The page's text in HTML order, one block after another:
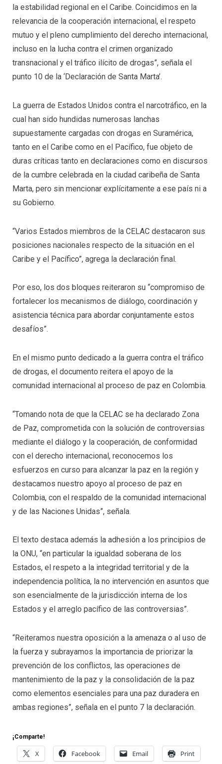
la estabilidad regional en el Caribe. Coincidimos en la
relevancia de la cooperación internacional, el respeto
mutuo y el pleno cumplimiento del derecho internacional,
incluso en la lucha contra el crimen organizado
transnacional y el tráfico ilícito de drogas”, señala el
punto 10 de la ‘Declaración de Santa Marta’.
La guerra de Estados Unidos contra el narcotráfico, en la
cual han sido hundidas numerosas lanchas
supuestamente cargadas con drogas en Suramérica,
tanto en el Caribe como en el Pacífico, fue objeto de
duras críticas tanto en declaraciones como en discursos
de la cumbre celebrada en la ciudad caribeña de Santa
Marta, pero sin mencionar explícitamente a ese país ni a
su Gobierno.
“Varios Estados miembros de la CELAC destacaron sus
posiciones nacionales respecto de la situación en el
Caribe y el Pacífico”, agrega la declaración final.
Por eso, los dos bloques reiteraron su “compromiso de
fortalecer los mecanismos de diálogo, coordinación y
asistencia técnica para abordar conjuntamente estos
desafíos”.
En el mismo punto dedicado a la guerra contra el tráfico
de drogas, el documento reitera el apoyo de la
comunidad internacional al proceso de paz en Colombia.
“Tomando nota de que la CELAC se ha declarado Zona
de Paz, comprometida con la solución de controversias
mediante el diálogo y la cooperación, de conformidad
con el derecho internacional, reconocemos los
esfuerzos en curso para alcanzar la paz en la región y
destacamos nuestro apoyo al proceso de paz en
Colombia, con el respaldo de la comunidad internacional
y de las Naciones Unidas”, señala.
El texto destaca además la adhesión a los principios de
la ONU, “en particular la igualdad soberana de los
Estados, el respeto a la integridad territorial y de la
independencia política, la no intervención en asuntos que
son esencialmente de la jurisdicción interna de los
Estados y el arreglo pacífico de las controversias”.
“Reiteramos nuestra oposición a la amenaza o al uso de
la fuerza y subrayamos la importancia de priorizar la
prevención de los conflictos, las operaciones de
mantenimiento de la paz y la consolidación de la paz
como elementos esenciales para una paz duradera en
ambas regiones”, señala en el punto 7 la declaración.
¡Comparte!
X Facebook Email Print